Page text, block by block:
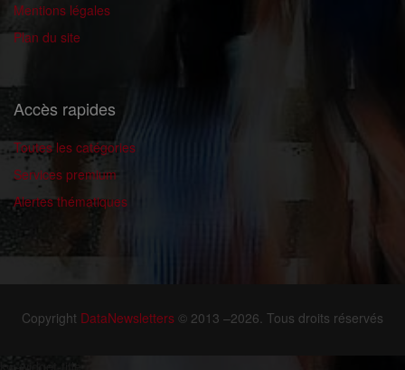
Mentions légales
Plan du site
Accès rapides
Toutes les catégories
Services premium
Alertes thématiques
Copyright DataNewsletters © 2013 –2026. Tous droits réservés
kw-widget-title